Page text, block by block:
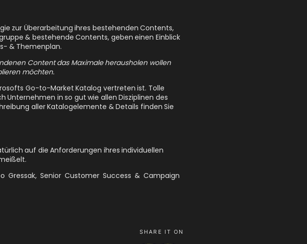
zur Überarbeitung ihres bestehenden Contents,
& bestehende Contents, geben einen Einblick
& Themenplan.
Content das Maximale herausholen wollen
möchten.
Go-to-Market Katalog vertreten ist. Tolle
Unternehmen in so gut wie allen Disziplinen des
aller Katalogelemente & Details finden Sie
auf die Anforderungen ihres individuellen
Gressak, Senior Customer Success & Campaign
SHARE IT ON